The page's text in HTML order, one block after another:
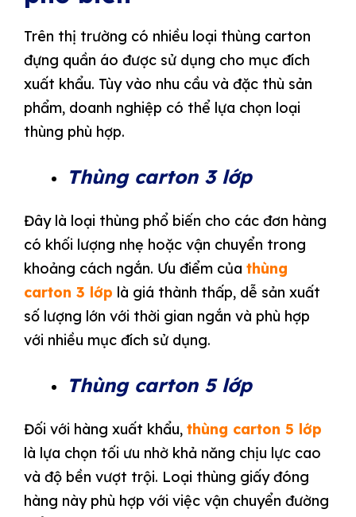
Trên thị trường có nhiều loại thùng carton
đựng quần áo được sử dụng cho mục đích
xuất khẩu. Tùy vào nhu cầu và đặc thù sản
phẩm, doanh nghiệp có thể lựa chọn loại
thùng phù hợp.
Thùng carton 3 lớp
Đây là loại thùng phổ biến cho các đơn hàng
có khối lượng nhẹ hoặc vận chuyển trong
khoảng cách ngắn. Ưu điểm của thùng
carton 3 lớp là giá thành thấp, dễ sản xuất
số lượng lớn với thời gian ngắn và phù hợp
với nhiều mục đích sử dụng.
Thùng carton 5 lớp
Đối với hàng xuất khẩu, thùng carton 5 lớp
là lựa chọn tối ưu nhờ khả năng chịu lực cao
và độ bền vượt trội. Loại thùng giấy đóng
hàng này phù hợp với việc vận chuyển đường